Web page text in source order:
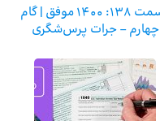
قسمت 138: 1400 موفق | گام
چهارم – جرات پرس‌شگری